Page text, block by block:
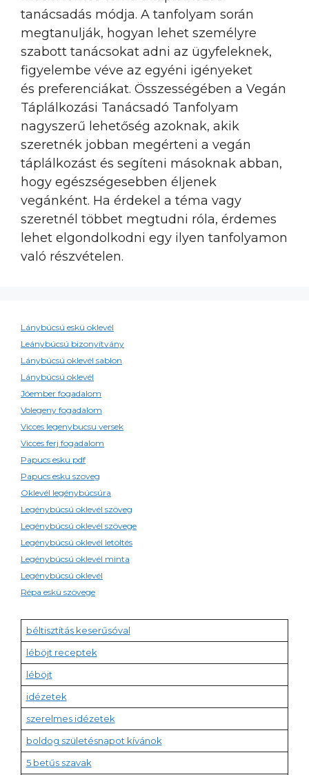
tanácsadás módja. A tanfolyam során
megtanulják, hogyan lehet személyre
szabott tanácsokat adni az ügyfeleknek,
figyelembe véve az egyéni igényeket
és preferenciákat. Összességében a Vegán
Táplálkozási Tanácsadó Tanfolyam
nagyszerű lehetőség azoknak, akik
szeretnék jobban megérteni a vegán
táplálkozást és segíteni másoknak abban,
hogy egészségesebben éljenek
vegánként. Ha érdekel a téma vagy
szeretnél többet megtudni róla, érdemes
lehet elgondolkodni egy ilyen tanfolyamon
való részvételen.
Lánybúcsú eskü oklevél
Leánybúcsú bizonyítvány
Lánybúcsú oklevél sablon
Lánybúcsú oklevél
Jóember fogadalom
Volegeny fogadalom
Vicces legenybucsu versek
Vicces ferj fogadalom
Papucs esku pdf
Papucs esku szoveg
Oklevél legénybúcsúra
Legénybúcsú oklevél szöveg
Legénybúcsú oklevél szövege
Legénybúcsú oklevél letöltés
Legénybúcsú oklevél minta
Legénybúcsú oklevél
Répa eskü szövege
béltisztítás keserűsóval
léböjt receptek
léböjt
idézetek
szerelmes idézetek
boldog születésnapot kívánok
5 betűs szavak